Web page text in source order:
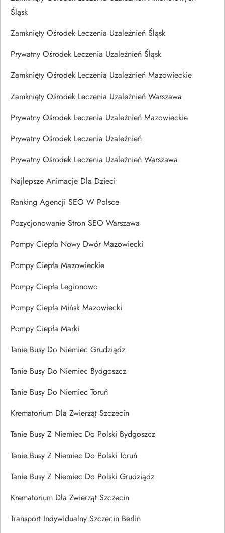
Śląsk
Zamknięty Ośrodek Leczenia Uzależnień Śląsk
Prywatny Ośrodek Leczenia Uzależnień Śląsk
Zamknięty Ośrodek Leczenia Uzależnień Mazowieckie
Zamknięty Ośrodek Leczenia Uzależnień Warszawa
Prywatny Ośrodek Leczenia Uzależnień Mazowieckie
Prywatny Ośrodek Leczenia Uzależnień
Prywatny Ośrodek Leczenia Uzależnień Warszawa
Najlepsze Animacje Dla Dzieci
Ranking Agencji SEO W Polsce
Pozycjonowanie Stron SEO Warszawa
Pompy Ciepła Nowy Dwór Mazowiecki
Pompy Ciepła Mazowieckie
Pompy Ciepła Legionowo
Pompy Ciepła Mińsk Mazowiecki
Pompy Ciepła Marki
Tanie Busy Do Niemiec Grudziądz
Tanie Busy Do Niemiec Bydgoszcz
Tanie Busy Do Niemiec Toruń
Krematorium Dla Zwierząt Szczecin
Tanie Busy Z Niemiec Do Polski Bydgoszcz
Tanie Busy Z Niemiec Do Polski Toruń
Tanie Busy Z Niemiec Do Polski Grudziądz
Krematorium Dla Zwierząt Szczecin
Transport Indywidualny Szczecin Berlin